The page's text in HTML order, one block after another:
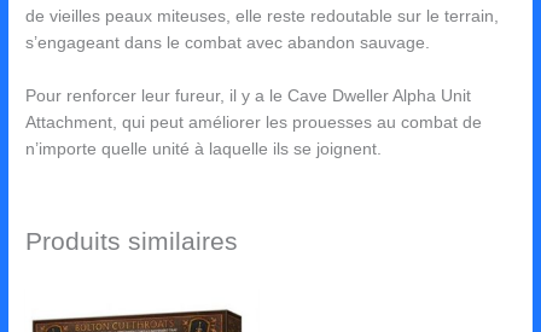
de vieilles peaux miteuses, elle reste redoutable sur le terrain,
s’engageant dans le combat avec abandon sauvage.
Pour renforcer leur fureur, il y a le Cave Dweller Alpha Unit
Attachment, qui peut améliorer les prouesses au combat de
n’importe quelle unité à laquelle ils se joignent.
Produits similaires